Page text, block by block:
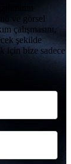
ve görsel
çalışmasını,
şekilde
için bize sadece